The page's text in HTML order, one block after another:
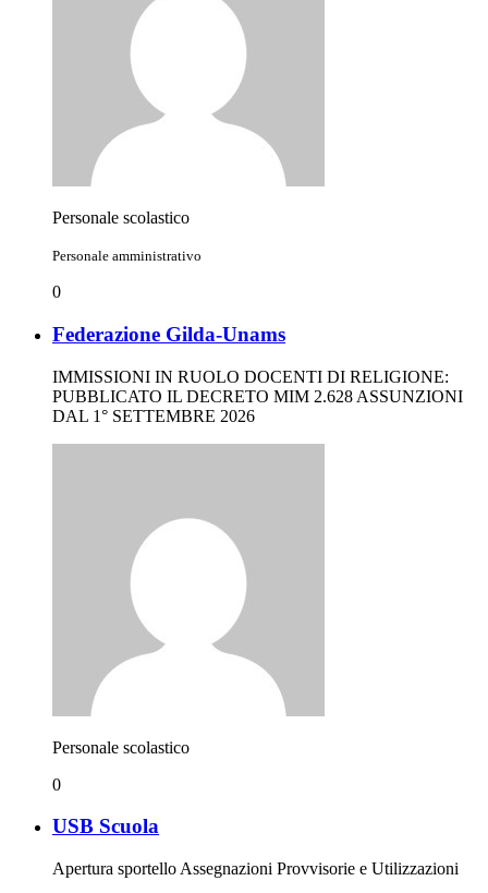
Personale scolastico
Personale amministrativo
0
Federazione Gilda-Unams
IMMISSIONI IN RUOLO DOCENTI DI RELIGIONE:
PUBBLICATO IL DECRETO MIM 2.628 ASSUNZIONI
DAL 1° SETTEMBRE 2026
Personale scolastico
0
USB Scuola
Apertura sportello Assegnazioni Provvisorie e Utilizzazioni